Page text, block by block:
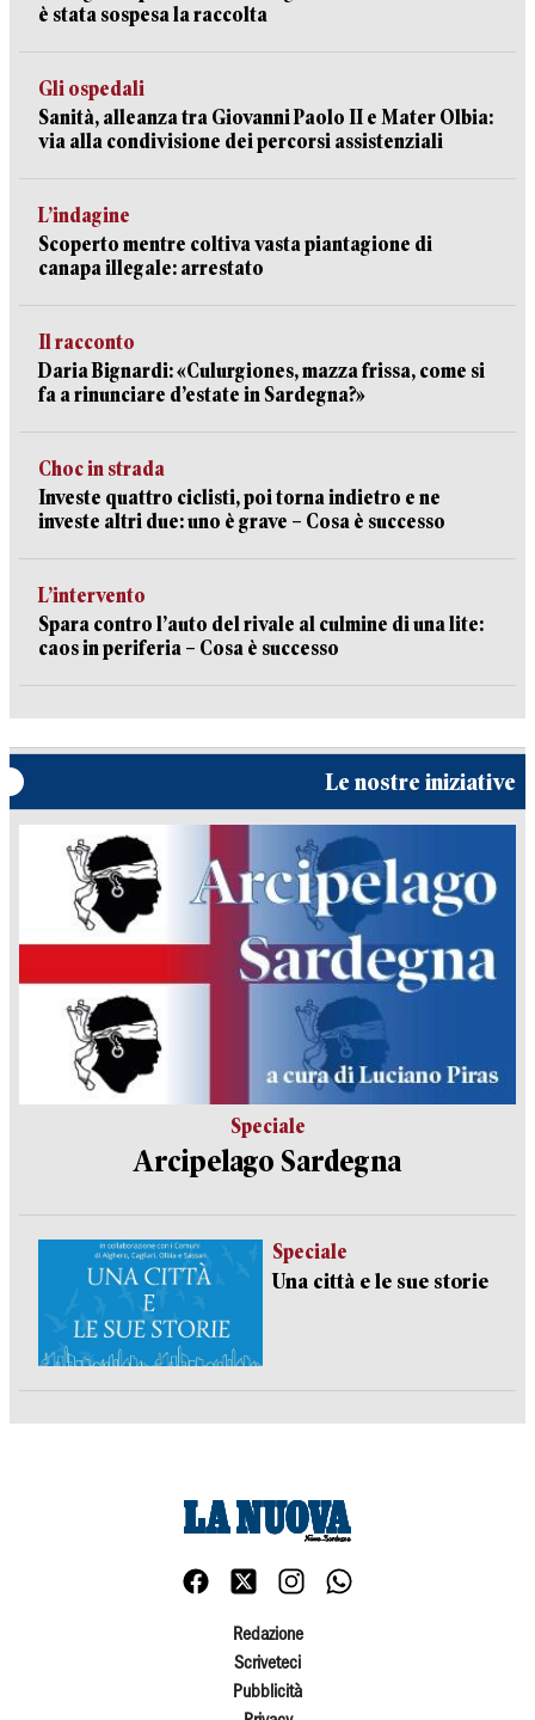
è stata sospesa la raccolta
Gli ospedali
Sanità, alleanza tra Giovanni Paolo II e Mater Olbia:
via alla condivisione dei percorsi assistenziali
L’indagine
Scoperto mentre coltiva vasta piantagione di
canapa illegale: arrestato
Il racconto
Daria Bignardi: «Culurgiones, mazza frissa, come si
fa a rinunciare d’estate in Sardegna?»
Choc in strada
Investe quattro ciclisti, poi torna indietro e ne
investe altri due: uno è grave – Cosa è successo
L’intervento
Spara contro l’auto del rivale al culmine di una lite:
caos in periferia – Cosa è successo
Le nostre iniziative
Speciale
Arcipelago Sardegna
Speciale
Una città e le sue storie
Redazione
Scriveteci
Pubblicità